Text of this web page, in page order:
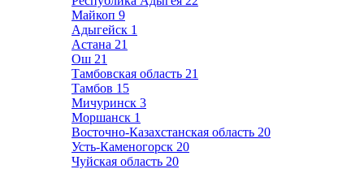
Майкоп 9
Адыгейск 1
Астана 21
Ош 21
Тамбовская область 21
Тамбов 15
Мичуринск 3
Моршанск 1
Восточно-Казахстанская область 20
Усть-Каменогорск 20
Чуйская область 20